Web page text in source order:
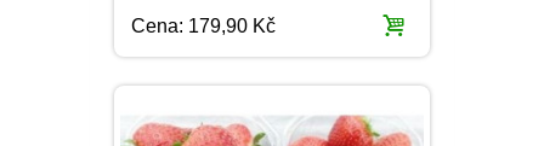
Cena: 179,90 Kč